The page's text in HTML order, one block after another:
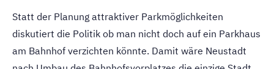
Statt der Planung attraktiver Parkmöglichkeiten
diskutiert die Politik ob man nicht doch auf ein Parkhaus
am Bahnhof verzichten könnte. Damit wäre Neustadt